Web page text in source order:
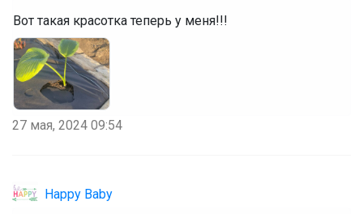
Вот такая красотка теперь у меня!!!
27 мая, 2024 09:54
Happy Baby